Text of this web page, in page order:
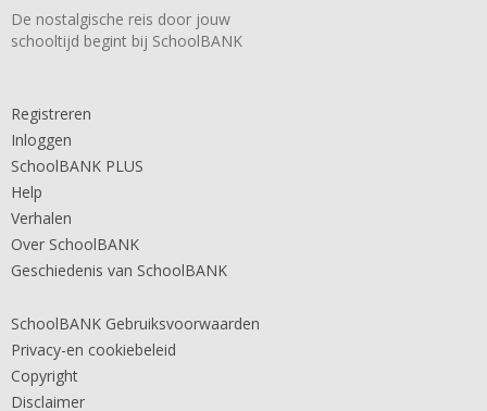
De nostalgische reis door jouw
schooltijd begint bij SchoolBANK
Registreren
Inloggen
SchoolBANK PLUS
Help
Verhalen
Over SchoolBANK
Geschiedenis van SchoolBANK
SchoolBANK Gebruiksvoorwaarden
Privacy-en cookiebeleid
Copyright
Disclaimer